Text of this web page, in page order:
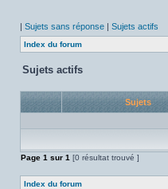
| Sujets sans réponse | Sujets actifs
Index du forum
Sujets actifs
Sujets
Page 1 sur 1 [0 résultat trouvé ]
Index du forum